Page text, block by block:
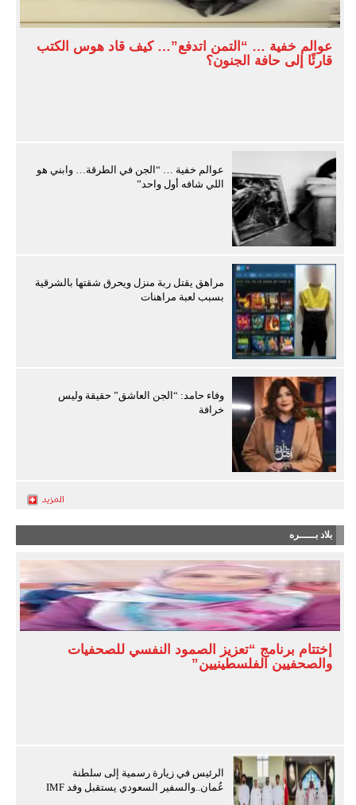
عوالم خفية … “التمن اتدفع”… كيف قاد هوس الكتب
قارئًا إلى حافة الجنون؟
عوالم خفية … “الجن في الطرقة… وابني هو
اللي شافه أول واحد”
مراهق يقتل ربة منزل ويحرق شقتها بالشرقية
بسبب لعبة مراهنات
وفاء حامد: “الجن العاشق” حقيقة وليس
خرافة
بلاد بـــــره
إختتام برنامج “تعزيز الصمود النفسي للصحفيات
والصحفيين الفلسطينيين”
الرئيس في زيارة رسمية إلى سلطنة
عُمان..والسفير السعودي يستقبل وفد IMF